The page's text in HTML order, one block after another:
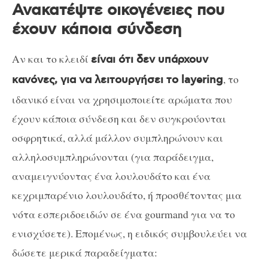
Ανακατέψτε οικογένειες που
έχουν κάποια σύνδεση
Αν και το κλειδί είναι ότι δεν υπάρχουν
κανόνες, για να λειτουργήσει το layering, το
ιδανικό είναι να χρησιμοποιείτε αρώματα που
έχουν κάποια σύνδεση και δεν συγκρούονται
οσφρητικά, αλλά μάλλον συμπληρώνουν και
αλληλοσυμπληρώνονται (για παράδειγμα,
αναμειγνύοντας ένα λουλουδάτο και ένα
κεχριμπαρένιο λουλουδάτο, ή προσθέτοντας μια
νότα εσπεριδοειδών σε ένα gourmand για να το
ενισχύσετε). Επομένως, η ειδικός συμβουλεύει να
δώσετε μερικά παραδείγματα: